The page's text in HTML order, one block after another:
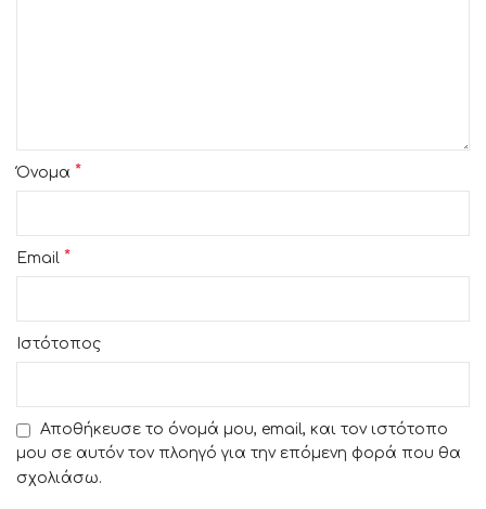
Όνομα *
Email *
Ιστότοπος
Αποθήκευσε το όνομά μου, email, και τον ιστότοπο
μου σε αυτόν τον πλοηγό για την επόμενη φορά που θα
σχολιάσω.